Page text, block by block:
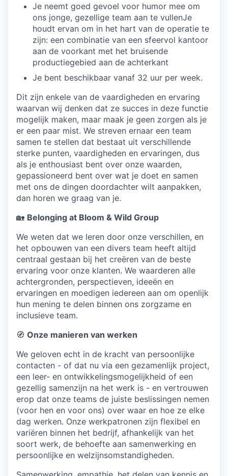
Je neemt goed gevoel voor humor mee om
ons jonge, gezellige team aan te vullenJe
houdt ervan om in het hart van de operatie te
zijn: een combinatie van een sfeervol kantoor
aan de voorkant met het bruisende
productiegebied aan de achterkant
Je bent beschikbaar vanaf 32 uur per week.
Dit zijn enkele van de vaardigheden en ervaring
waarvan wij denken dat ze succes in deze functie
mogelijk maken, maar maak je geen zorgen als je
er een paar mist. We streven ernaar een team
samen te stellen dat bestaat uit verschillende
sterke punten, vaardigheden en ervaringen, dus
als je enthousiast bent over onze waarden,
gepassioneerd bent over wat je doet en samen
met ons de dingen doordachter wilt aanpakken,
dan horen we graag van je.
🏡 Belonging at Bloom & Wild Group
We weten dat we leren door onze verschillen, en
het opbouwen van een divers team heeft altijd
centraal gestaan bij het creëren van de beste
ervaring voor onze klanten. We waarderen alle
achtergronden, perspectieven, ideeën en
ervaringen en moedigen iedereen aan om openlijk
hun mening te delen binnen ons zorgzame en
inclusieve team.
🧭 Onze manieren van werken
We geloven echt in de kracht van persoonlijke
contacten - of dat nu via een gezamenlijk project,
een leer- en ontwikkelingsmogelijkheid of een
gezellig samenzijn na het werk is - en vertrouwen
erop dat onze teams de juiste beslissingen nemen
(voor hen en voor ons) over waar en hoe ze elke
dag werken. Onze werkpatronen zijn flexibel en
variëren binnen het bedrijf, afhankelijk van het
soort werk, de behoefte aan samenwerking en
persoonlijke en welzijnsomstandigheden.